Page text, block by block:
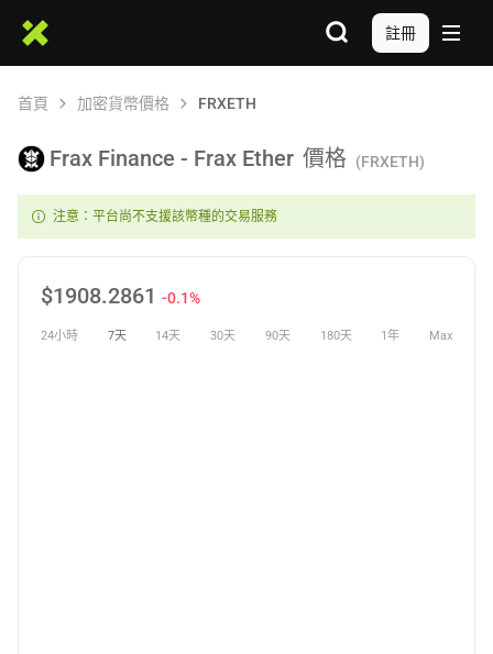
註冊
首頁 加密貨幣價格 FRXETH
Frax Finance - Frax Ether 價格 (FRXETH)
注意：平台尚不支援該幣種的交易服務
$1908.2861 -0.1%
24小時 7天 14天 30天 90天 180天 1年 Max